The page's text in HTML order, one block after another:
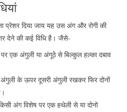
प्रेशर दिया जाय यह उस अंग और रोगी की
देने की कई विधि है। जैसे-
एक अंगुली या अंगूठे से बिल्कुल हल्का दबाव
अंगुली के ऊपर दूसरी अंगुली रखकर फिर दोनों
अंग विशेष पर एक हथेली से या दोनो